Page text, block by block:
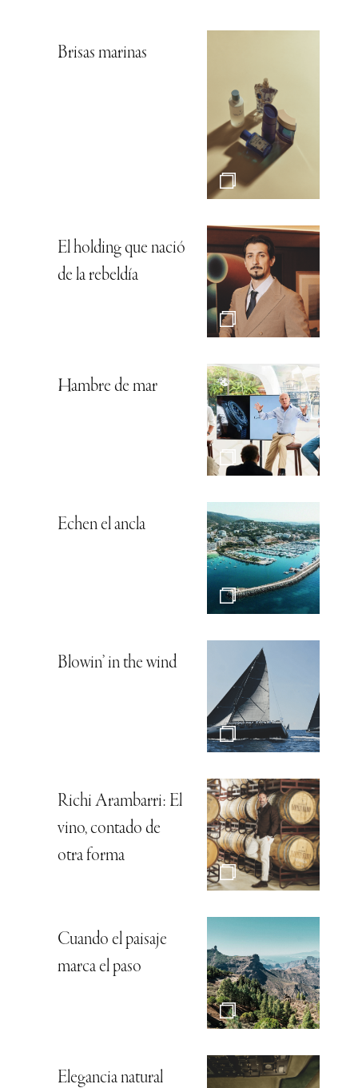
Brisas marinas
El holding que nació
de la rebeldía
Hambre de mar
Echen el ancla
Blowin’ in the wind
Richi Arambarri: El
vino, contado de
otra forma
Cuando el paisaje
marca el paso
Elegancia natural